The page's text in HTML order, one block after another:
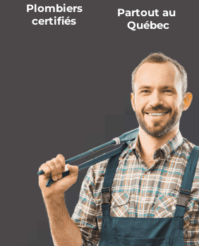
Plombiers
certifiés
Partout au
Québec